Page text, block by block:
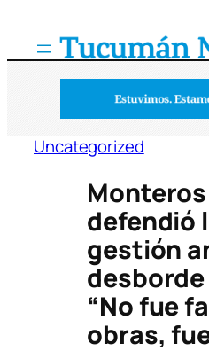
Uncategorized
Monteros
defendió
gestión
“No fue
obras,